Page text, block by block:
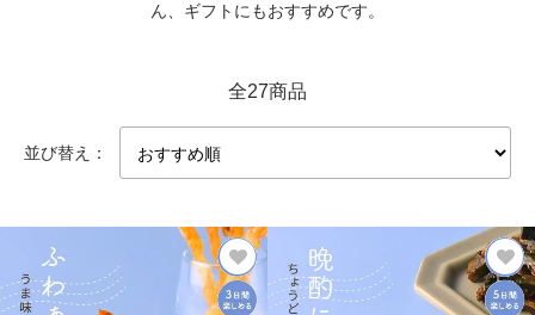
ん、ギフトにもおすすめです。
全27商品
並び替え：